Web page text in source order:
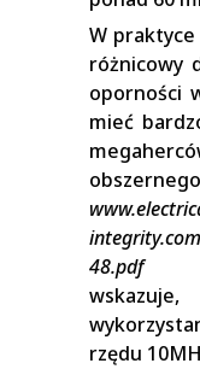
W praktyce
różnicowy
oporności
mieć
48.pdf
rzędu